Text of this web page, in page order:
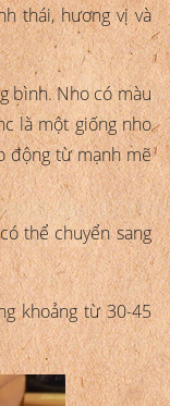
thái, hương vị và
bình. Nho có màu
là một giống nho
động từ mạnh mẽ
thể chuyển sang
khoảng từ 30-45